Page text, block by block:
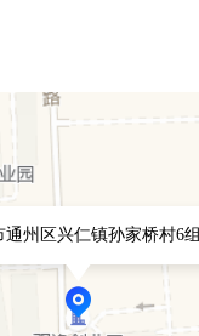
通州区兴仁镇孙家桥村6组